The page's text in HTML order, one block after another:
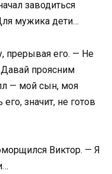
заводиться
мужика дети…
прерывая его. — Не
проясним
— мой сын, моя
значит, не готов
Виктор. — Я